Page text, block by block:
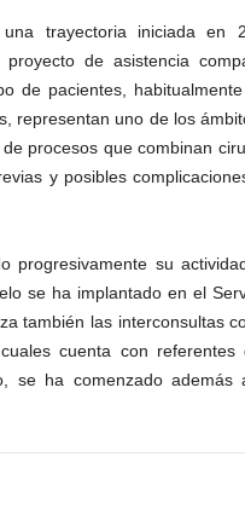
trayectoria iniciada en
de asistencia
de pacientes,
representan uno de los
procesos que combinan
y posibles
progresivamente su
se ha implantado en el
también las interconsultas
cuenta con
se ha comenzado además